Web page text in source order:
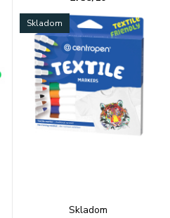
Skladom
Skladom